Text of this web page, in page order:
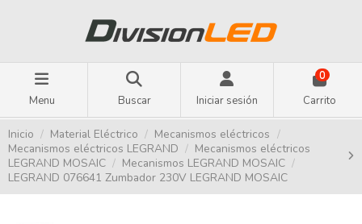
Menu Buscar Iniciar sesión
0
Carrito
Inicio Material Eléctrico
Mecanismos eléctricos
Mecanismos eléctricos LEGRAND
Mecanismos eléctricos
LEGRAND MOSAIC
Mecanismos LEGRAND MOSAIC
LEGRAND 076641 Zumbador 230V LEGRAND MOSAIC